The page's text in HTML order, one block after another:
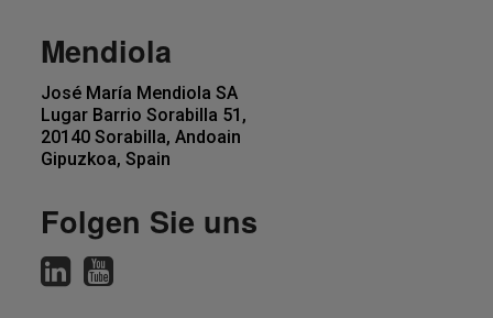
Mendiola
José María Mendiola SA
Lugar Barrio Sorabilla 51,
20140 Sorabilla, Andoain
Gipuzkoa, Spain
Folgen Sie uns